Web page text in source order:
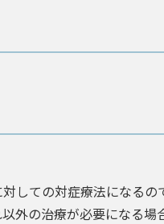
しての対症療法になるの
外の治療が必要になる場